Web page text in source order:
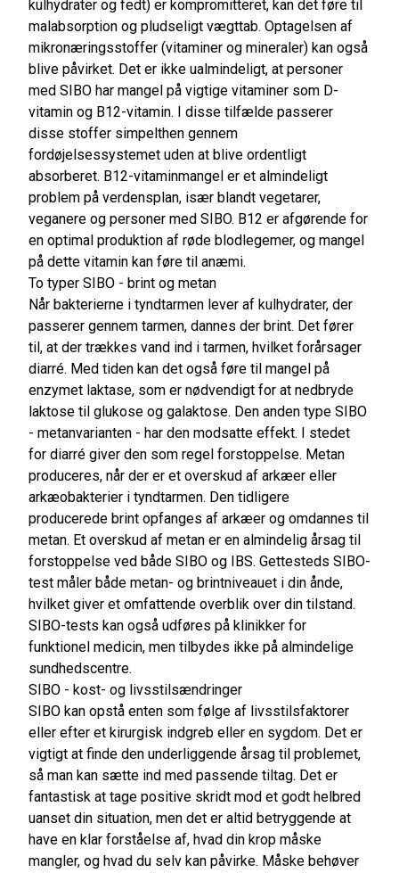
kulhydrater og fedt) er kompromitteret, kan det føre til
malabsorption og pludseligt vægttab. Optagelsen af
mikronæringsstoffer (vitaminer og mineraler) kan også
blive påvirket. Det er ikke ualmindeligt, at personer
med SIBO har mangel på vigtige vitaminer som D-
vitamin og B12-vitamin. I disse tilfælde passerer
disse stoffer simpelthen gennem
fordøjelsessystemet uden at blive ordentligt
absorberet. B12-vitaminmangel er et almindeligt
problem på verdensplan, især blandt vegetarer,
veganere og personer med SIBO. B12 er afgørende for
en optimal produktion af røde blodlegemer, og mangel
på dette vitamin kan føre til anæmi.
To typer SIBO - brint og metan
Når bakterierne i tyndtarmen lever af kulhydrater, der
passerer gennem tarmen, dannes der brint. Det fører
til, at der trækkes vand ind i tarmen, hvilket forårsager
diarré. Med tiden kan det også føre til mangel på
enzymet laktase, som er nødvendigt for at nedbryde
laktose til glukose og galaktose. Den anden type SIBO
- metanvarianten - har den modsatte effekt. I stedet
for diarré giver den som regel forstoppelse. Metan
produceres, når der er et overskud af arkæer eller
arkæobakterier i tyndtarmen. Den tidligere
producerede brint opfanges af arkæer og omdannes til
metan. Et overskud af metan er en almindelig årsag til
forstoppelse ved både SIBO og IBS. Gettesteds SIBO-
test måler både metan- og brintniveauet i din ånde,
hvilket giver et omfattende overblik over din tilstand.
SIBO-tests kan også udføres på klinikker for
funktionel medicin, men tilbydes ikke på almindelige
sundhedscentre.
SIBO - kost- og livsstilsændringer
SIBO kan opstå enten som følge af livsstilsfaktorer
eller efter et kirurgisk indgreb eller en sygdom. Det er
vigtigt at finde den underliggende årsag til problemet,
så man kan sætte ind med passende tiltag. Det er
fantastisk at tage positive skridt mod et godt helbred
uanset din situation, men det er altid betryggende at
have en klar forståelse af, hvad din krop måske
mangler, og hvad du selv kan påvirke. Måske behøver